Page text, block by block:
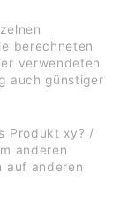
berechneten
verwendeten
auch günstiger
Produkt xy? /
anderen
auf anderen